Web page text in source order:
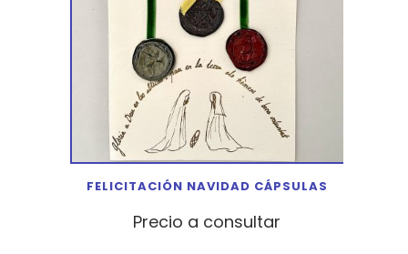
FELICITACIÓN NAVIDAD CÁPSULAS
Precio a consultar